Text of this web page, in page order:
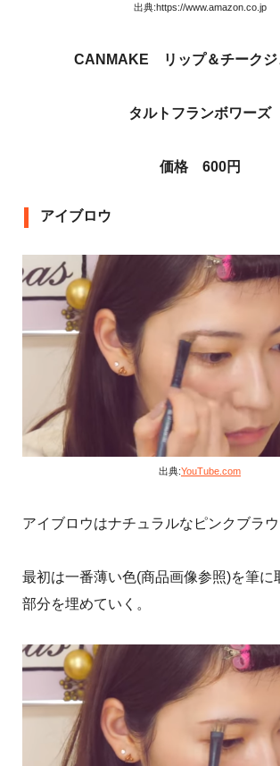
出典:https://www.amazon.co.jp
CANMAKE リップ＆チークジ
タルトフランボワーズ
価格 600円
アイブロウ
出典:YouTube.com
アイブロウはナチュラルなピンクブラウ
最初は一番薄い色(商品画像参照)を筆に
部分を埋めていく。